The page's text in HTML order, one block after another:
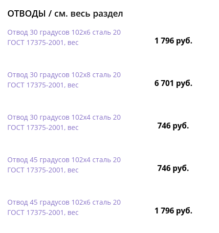
ОТВОДЫ / см. весь раздел
Отвод 30 градусов 102х6 сталь 20
ГОСТ 17375-2001, вес
1 796 руб.
Отвод 30 градусов 102х8 сталь 20
ГОСТ 17375-2001, вес
6 701 руб.
Отвод 30 градусов 102х4 сталь 20
ГОСТ 17375-2001, вес
746 руб.
Отвод 45 градусов 102х4 сталь 20
ГОСТ 17375-2001, вес
746 руб.
Отвод 45 градусов 102х6 сталь 20
ГОСТ 17375-2001, вес
1 796 руб.